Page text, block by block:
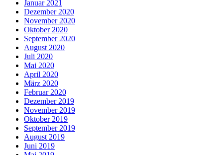
Januar 2021
Dezember 2020
November 2020
Oktober 2020
September 2020
August 2020
Juli 2020
Mai 2020
April 2020
März 2020
Februar 2020
Dezember 2019
November 2019
Oktober 2019
September 2019
August 2019
Juni 2019